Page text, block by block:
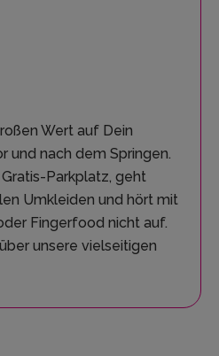
Wert auf Dein
und nach dem Springen.
Parkplatz, geht
Umkleiden und hört mit
Fingerfood nicht auf.
unsere vielseitigen